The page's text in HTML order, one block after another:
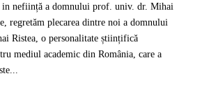
in neființă a domnului prof. univ. dr. Mihai
regretăm plecarea dintre noi a domnului
Ristea, o personalitate științifică
mediul academic din România, care a